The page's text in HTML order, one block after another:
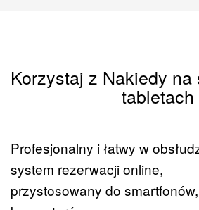
Korzystaj z Nakiedy
tabletach
Profesjonalny i łatwy w
system rezerwacji online,
przystosowany do